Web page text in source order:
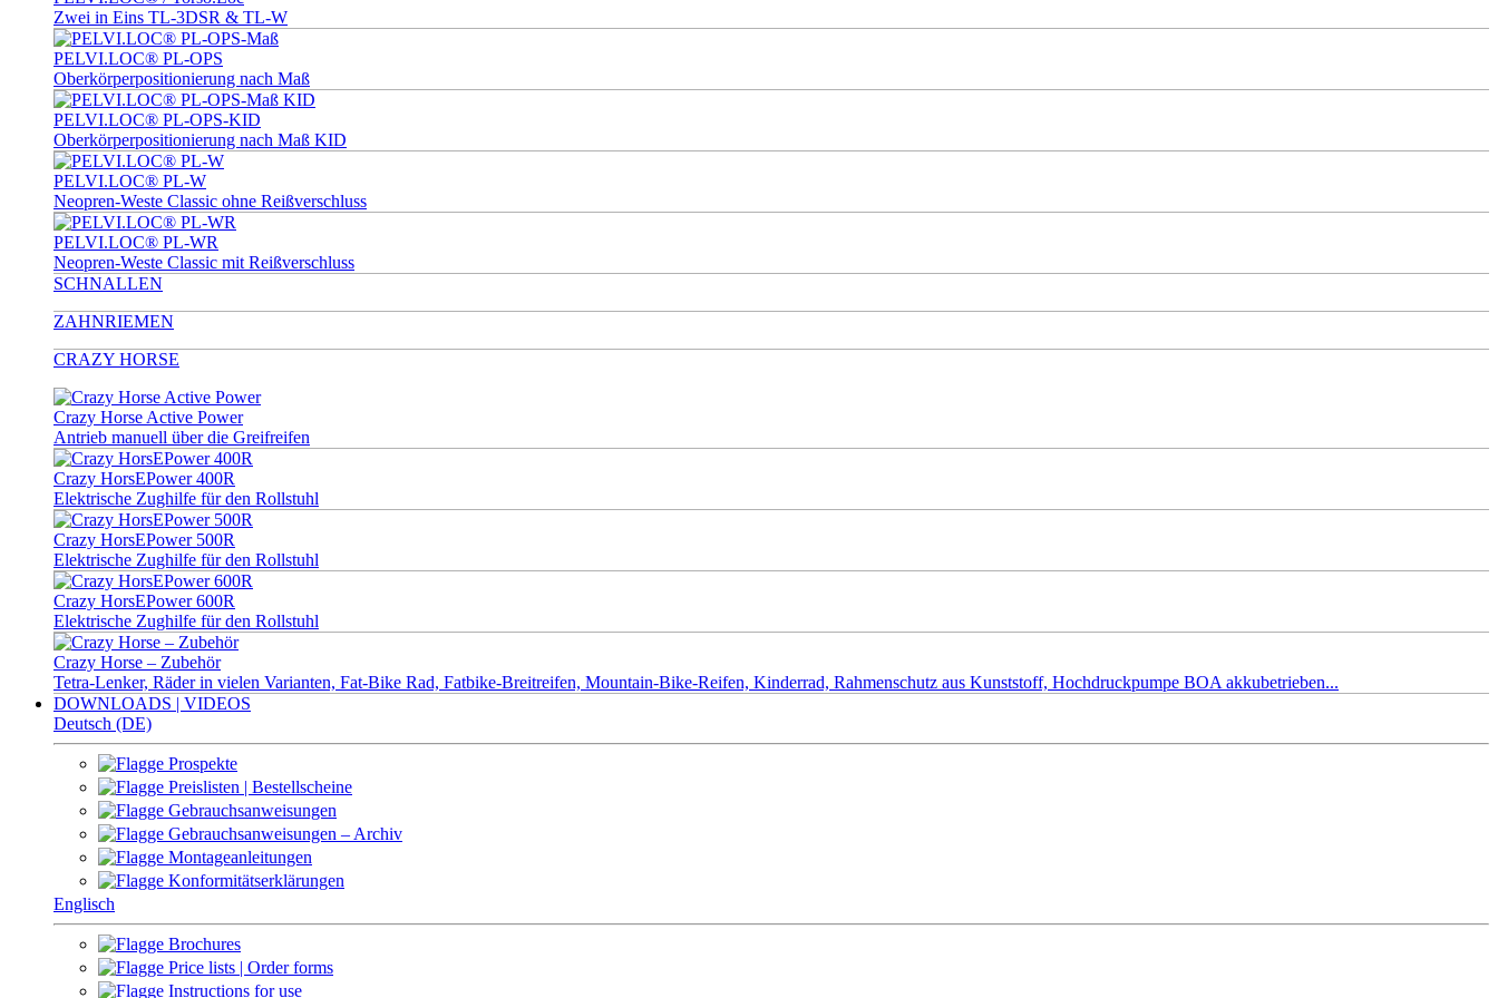
Zwei in Eins TL-3DSR & TL-W
PELVI.LOC® PL-OPS
Oberkörperpositionierung nach Maß
PELVI.LOC® PL-OPS-KID
Oberkörperpositionierung nach Maß KID
PELVI.LOC® PL-W
Neopren-Weste Classic ohne Reißverschluss
PELVI.LOC® PL-WR
Neopren-Weste Classic mit Reißverschluss
SCHNALLEN
ZAHNRIEMEN
CRAZY HORSE
Crazy Horse Active Power
Antrieb manuell über die Greifreifen
Crazy HorsEPower 400R
Elektrische Zughilfe für den Rollstuhl
Crazy HorsEPower 500R
Elektrische Zughilfe für den Rollstuhl
Crazy HorsEPower 600R
Elektrische Zughilfe für den Rollstuhl
Crazy Horse – Zubehör
Tetra-Lenker, Räder in vielen Varianten, Fat-Bike Rad, Fatbike-Breitreifen, Mountain-Bike-Reifen, Kinderrad, Rahmenschutz aus Kunststoff, Hochdruckpumpe BOA akkubetrieben...
DOWNLOADS | VIDEOS
Deutsch (DE)
Prospekte
Preislisten | Bestellscheine
Gebrauchsanweisungen
Gebrauchsanweisungen – Archiv
Montageanleitungen
Konformitätserklärungen
Englisch
Brochures
Price lists | Order forms
Instructions for use